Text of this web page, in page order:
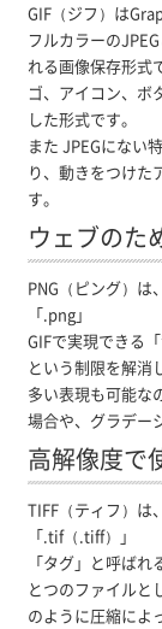
GIF（ジフ）は
フルカラーの
れる画像保存形式
ゴ、アイコン、ボ
した形式です。
また JPEGにない
り、動きをつけた
す。
ウェブのた
PNG（ピング）
「.png」
GIFで実現できる
という制限を解消
多い表現も可能な
場合や、グラデー
高解像度で
TIFF（ティフ）は
「.tif（.tiff）」
「タグ」と呼ば
とつのファイルと
のように圧縮によ